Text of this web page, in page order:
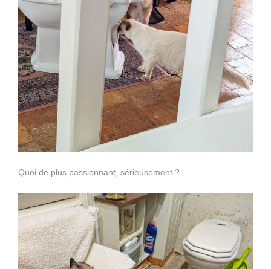
Quoi de plus passionnant, sérieusement ?